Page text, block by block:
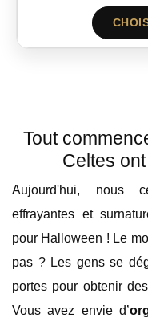
Tout
Celtes
Aujourd'hui, nous
effrayantes et
pour Halloween ! Le
pas ? Les gens se
portes pour obtenir
Vous avez envie d’